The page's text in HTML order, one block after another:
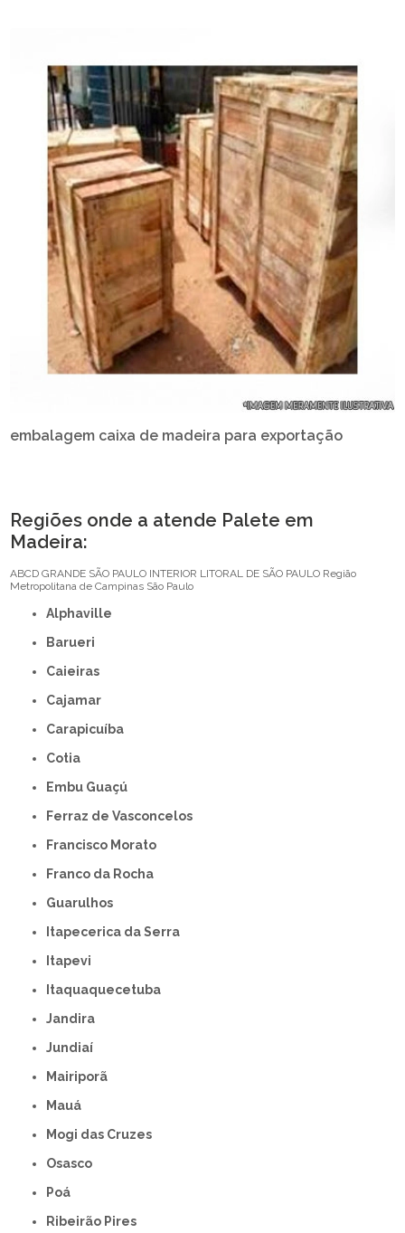
embalagem caixa de madeira para exportação
Regiões onde a atende Palete em
Madeira:
ABCD GRANDE SÃO PAULO INTERIOR LITORAL DE SÃO PAULO Região
Metropolitana de Campinas São Paulo
Alphaville
Barueri
Caieiras
Cajamar
Carapicuíba
Cotia
Embu Guaçú
Ferraz de Vasconcelos
Francisco Morato
Franco da Rocha
Guarulhos
Itapecerica da Serra
Itapevi
Itaquaquecetuba
Jandira
Jundiaí
Mairiporã
Mauá
Mogi das Cruzes
Osasco
Poá
Ribeirão Pires